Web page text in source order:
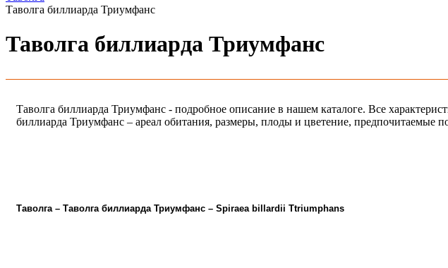
Таволга биллиарда Триумфанс
Таволга биллиарда Триумфанс
Таволга биллиарда Триумфанс - подробное описание в нашем каталоге. Все
биллиарда Триумфанс – ареал обитания, размеры, плоды и цветение, предпочитаемые
Таволга – Таволга биллиарда Триумфанс – Spiraea billardii Ttriumphans